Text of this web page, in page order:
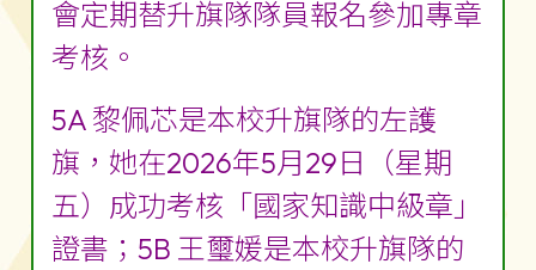
會定期替升旗隊隊員報名參加專章
考核。
5A 黎佩芯是本校升旗隊的左護
旗，她在2026年5月29日（星期
五）成功考核「國家知識中級章」
證書；5B 王璽媛是本校升旗隊的